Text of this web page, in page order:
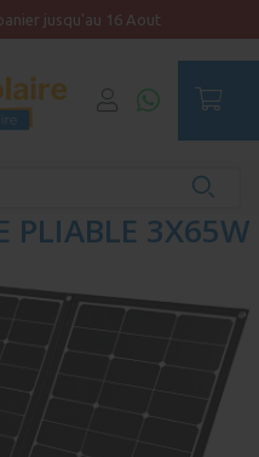
jusqu'au 16 Aout
PLIABLE 3X65W